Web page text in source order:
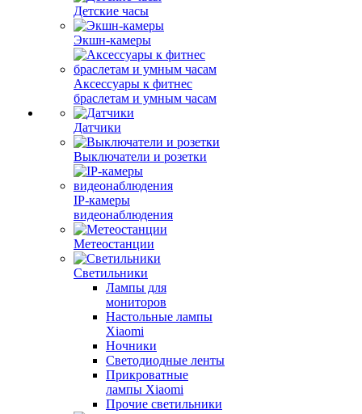
Детские часы
Экшн-камеры
Аксессуары к фитнес
браслетам и умным часам
Датчики
Выключатели и розетки
IP-камеры
видеонаблюдения
Метеостанции
Светильники
Лампы для
мониторов
Настольные лампы
Xiaomi
Ночники
Светодиодные ленты
Прикроватные
лампы Xiaomi
Прочие светильники